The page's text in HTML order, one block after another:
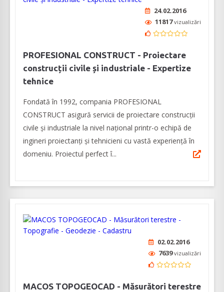
24.02.2016
11817vizualizări
PROFESIONAL CONSTRUCT - Proiectare
construcții civile și industriale - Expertize
tehnice
Fondată în 1992, compania PROFESIONAL
CONSTRUCT asigură servicii de proiectare construcții
civile și industriale la nivel național printr-o echipă de
ingineri proiectanți și tehnicieni cu vastă experiență în
domeniu. Proiectul perfect î...
02.02.2016
7639vizualizări
MACOS TOPOGEOCAD - Măsurători terestre